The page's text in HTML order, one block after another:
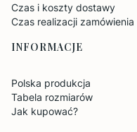
Czas i koszty dostawy
Czas realizacji zamówienia
INFORMACJE
Polska produkcja
Tabela rozmiarów
Jak kupować?